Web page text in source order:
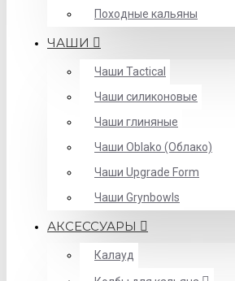
Походные кальяны
ЧАШИ
Чаши Tactical
Чаши силиконовые
Чаши глиняные
Чаши Oblako (Облако)
Чаши Upgrade Form
Чаши Grynbowls
АКСЕССУАРЫ
Калауд